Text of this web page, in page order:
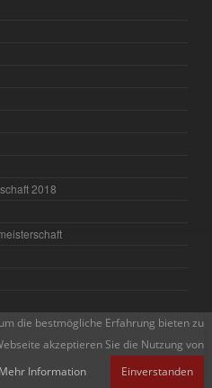
2018
die bestmögliche Erfahrung bieten zu
akzeptieren Sie die Nutzung von
Mehr Information Einverstanden